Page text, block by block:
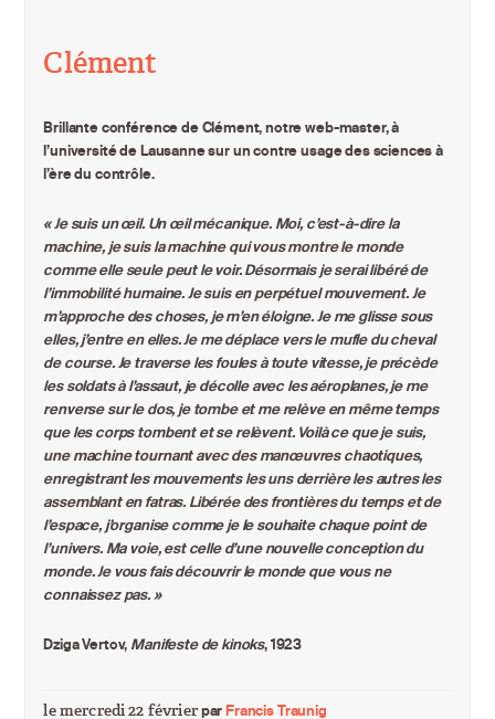
Clément
Brillante conférence de Clément, notre web-master, à
l’université de Lausanne sur un contre usage des sciences à
l’ère du contrôle.
« Je suis un œil. Un œil mécanique. Moi, c’est-à-dire la
machine, je suis la machine qui vous montre le monde
comme elle seule peut le voir. Désormais je serai libéré de
l’immobilité humaine. Je suis en perpétuel mouvement. Je
m’approche des choses, je m’en éloigne. Je me glisse sous
elles, j’entre en elles. Je me déplace vers le mufle du cheval
de course. Je traverse les foules à toute vitesse, je précède
les soldats à l’assaut, je décolle avec les aéroplanes, je me
renverse sur le dos, je tombe et me relève en même temps
que les corps tombent et se relèvent. Voilà ce que je suis,
une machine tournant avec des manœuvres chaotiques,
enregistrant les mouvements les uns derrière les autres les
assemblant en fatras. Libérée des frontières du temps et de
l’espace, j’organise comme je le souhaite chaque point de
l’univers. Ma voie, est celle d’une nouvelle conception du
monde. Je vous fais découvrir le monde que vous ne
connaissez pas. »
Dziga Vertov, Manifeste de kinoks, 1923
le mercredi 22 févrierparFrancis Traunig